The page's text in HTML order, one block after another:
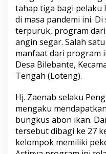
tahap tiga bagi pelaku
di masa pandemi ini.
terpuruk, program
angin segar. Salah
manfaat dari program
Desa Bilebante,
Tengah (Loteng).
Hj. Zaenab selaku
mengaku
bungkus abon ikan.
tersebut dibagi ke 27
kelompok memiliki